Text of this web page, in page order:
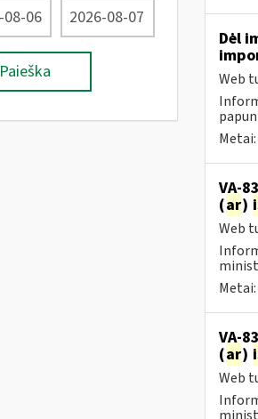
Paieška
Dėl
Web
Metai:
VA-
(ar)
Web
Metai:
VA-
(ar)
Web